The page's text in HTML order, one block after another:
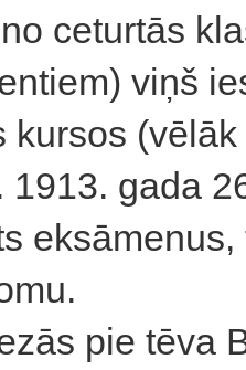
ceturtās
viņš
kursos
1913. gada
pie tēva